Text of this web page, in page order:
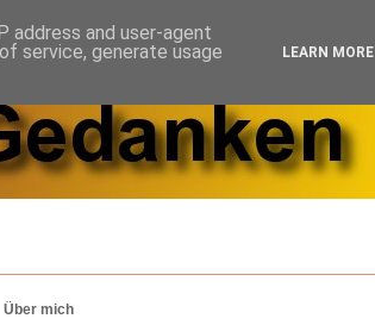
Über mich
address and user-agent
service, generate usage
LEARN MORE